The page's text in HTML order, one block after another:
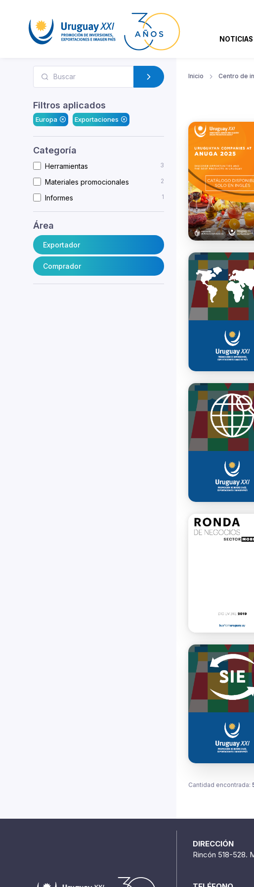
NOTICIAS
Filtros aplicados
Europa Exportaciones
Categoría
Herramientas 3
Materiales promocionales 2
Informes 1
Área
Exportador
Comprador
Inicio Centro de
Cantidad encontrada:
DIRECCIÓN
Rincón 518-528.